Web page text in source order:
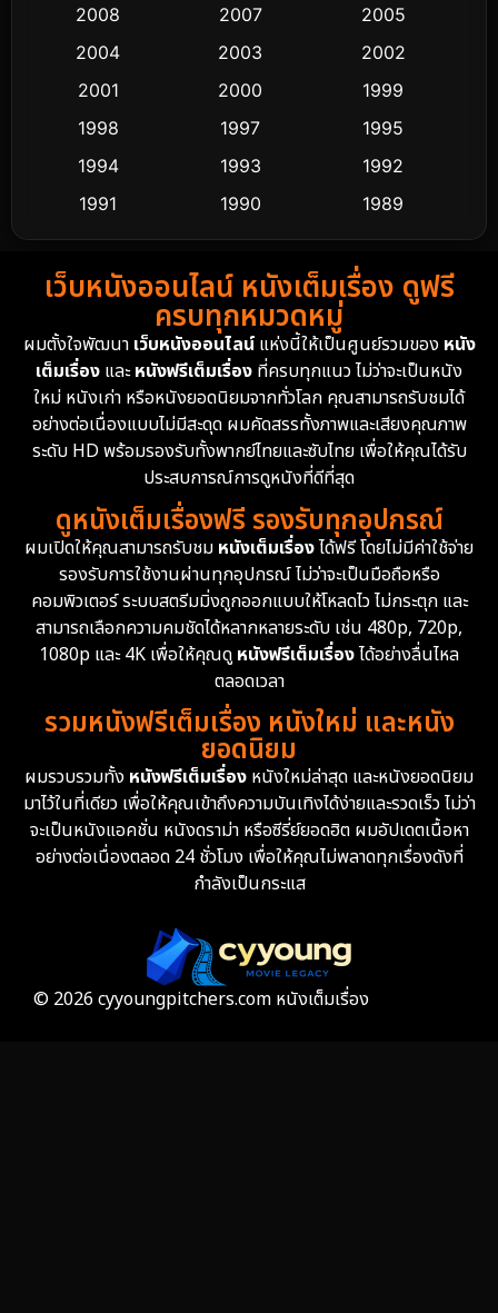
Crime อาชญากรรม 503
Cult Film
Dance เต้น
Detective สืบสวน
Detective สืบสวน
Disney+ 4
Documentary สารคดี 93
Drama ดราม่า
Dystopian 16
Emotional 61
Epic มหากาพย์ 213
Family ครอบครัว 359
Fantasy จินตนาการ 319
Fiction 9
2008
2007
2005
2004
2003
2002
2001
2000
1999
1998
1997
1995
1994
1993
1992
1991
1990
1989
1988
1986
1985
1983
1982
1981
1974
1962
เว็บหนังออนไลน์ หนังเต็มเรื่อง ดูฟรี
ครบทุกหมวดหมู่
ผมตั้งใจพัฒนา เว็บหนังออนไลน์แห่งนี้ให้เป็นศูนย์รวมของ หนัง
เต็มเรื่อง และหนังฟรีเต็มเรื่อง ที่ครบทุกแนว ไม่ว่าจะเป็นหนัง
ใหม่ หนังเก่า หรือหนังยอดนิยมจากทั่วโลก คุณสามารถรับชมได้
อย่างต่อเนื่องแบบไม่มีสะดุด ผมคัดสรรทั้งภาพและเสียงคุณภาพ
ระดับ HD พร้อมรองรับทั้งพากย์ไทยและซับไทย เพื่อให้คุณได้รับ
ประสบการณ์การดูหนังที่ดีที่สุด
ดูหนังเต็มเรื่องฟรี รองรับทุกอุปกรณ์
ผมเปิดให้คุณสามารถรับชม หนังเต็มเรื่องได้ฟรี โดยไม่มีค่าใช้จ่าย
รองรับการใช้งานผ่านทุกอุปกรณ์ ไม่ว่าจะเป็นมือถือหรือ
คอมพิวเตอร์ ระบบสตรีมมิ่งถูกออกแบบให้โหลดไว ไม่กระตุก และ
สามารถเลือกความคมชัดได้หลากหลายระดับ เช่น 480p, 720p,
1080p และ 4K เพื่อให้คุณดู หนังฟรีเต็มเรื่องได้อย่างลื่นไหล
ตลอดเวลา
รวมหนังฟรีเต็มเรื่อง หนังใหม่ และหนัง
ยอดนิยม
ผมรวบรวมทั้ง หนังฟรีเต็มเรื่อง หนังใหม่ล่าสุด และหนังยอดนิยม
มาไว้ในที่เดียว เพื่อให้คุณเข้าถึงความบันเทิงได้ง่ายและรวดเร็ว ไม่ว่า
จะเป็นหนังแอคชั่น หนังดราม่า หรือซีรี่ย์ยอดฮิต ผมอัปเดตเนื้อหา
อย่างต่อเนื่องตลอด 24 ชั่วโมง เพื่อให้คุณไม่พลาดทุกเรื่องดังที่
กำลังเป็นกระแส
© 2026 cyyoungpitchers.com หนังเต็มเรื่อง